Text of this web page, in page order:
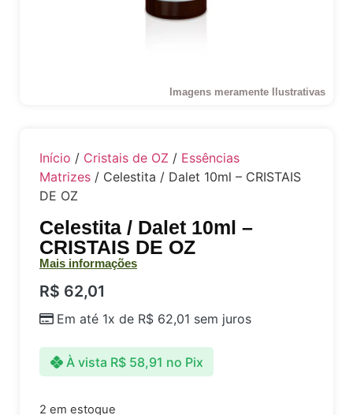
Imagens meramente Ilustrativas
Início / Cristais de OZ / Essências
Matrizes / Celestita / Dalet 10ml – CRISTAIS
DE OZ
Celestita / Dalet 10ml –
CRISTAIS DE OZ
Mais informações
R$ 62,01
Em até 1x de R$ 62,01 sem juros
À vista R$58,91 no Pix
2 em estoque